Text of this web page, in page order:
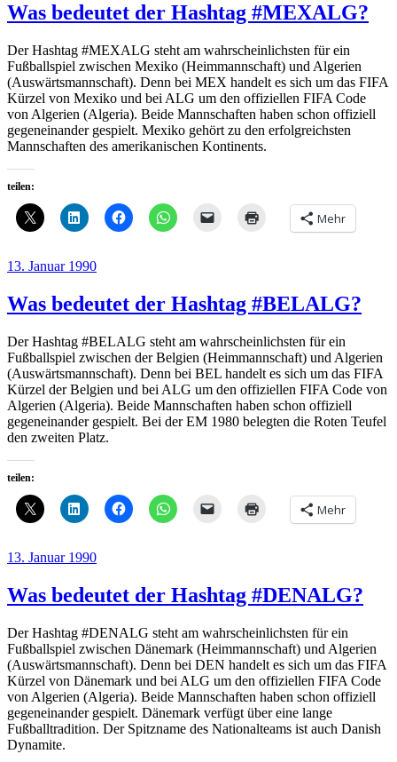
Was bedeutet der Hashtag #MEXALG?
Der Hashtag #MEXALG steht am wahrscheinlichsten für ein
Fußballspiel zwischen Mexiko (Heimmannschaft) und Algerien
(Auswärtsmannschaft). Denn bei MEX handelt es sich um das FIFA
Kürzel von Mexiko und bei ALG um den offiziellen FIFA Code
von Algerien (Algeria). Beide Mannschaften haben schon offiziell
gegeneinander gespielt. Mexiko gehört zu den erfolgreichsten
Mannschaften des amerikanischen Kontinents.
teilen:
Mehr
Veröffentlicht
13. Januar 1990
Was bedeutet der Hashtag #BELALG?
Der Hashtag #BELALG steht am wahrscheinlichsten für ein
Fußballspiel zwischen der Belgien (Heimmannschaft) und Algerien
(Auswärtsmannschaft). Denn bei BEL handelt es sich um das FIFA
Kürzel der Belgien und bei ALG um den offiziellen FIFA Code von
Algerien (Algeria). Beide Mannschaften haben schon offiziell
gegeneinander gespielt. Bei der EM 1980 belegten die Roten Teufel
den zweiten Platz.
teilen:
Mehr
Veröffentlicht
13. Januar 1990
Was bedeutet der Hashtag #DENALG?
Der Hashtag #DENALG steht am wahrscheinlichsten für ein
Fußballspiel zwischen Dänemark (Heimmannschaft) und Algerien
(Auswärtsmannschaft). Denn bei DEN handelt es sich um das FIFA
Kürzel von Dänemark und bei ALG um den offiziellen FIFA Code
von Algerien (Algeria). Beide Mannschaften haben schon offiziell
gegeneinander gespielt. Dänemark verfügt über eine lange
Fußballtradition. Der Spitzname des Nationalteams ist auch Danish
Dynamite.